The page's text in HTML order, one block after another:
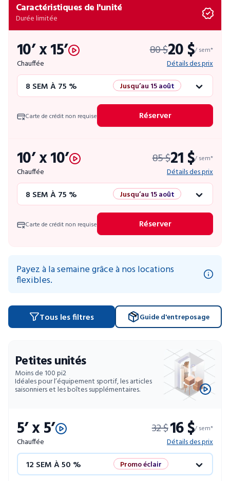
Caractéristiques de l'unité
Durée limitée
10’ x 15’
Chauffée
80 $20 $/ sem*
Détails des prix
8 SEM À 75 % Jusqu’au 15 août
Promo éclair
52 SEM À 10 %
Carte de crédit non requise Réserver
10’ x 10’
Chauffée
85 $21 $/ sem*
Détails des prix
8 SEM À 75 % Jusqu’au 15 août
Promo éclair
52 SEM À 10 %
Carte de crédit non requise Réserver
Payez à la semaine grâce à nos locations
flexibles.
Tous les filtres Guide d'entreposage
Petites unités
Moins de 100 pi2
Idéales pour l’équipement sportif, les articles
saisonniers et les boîtes supplémentaires.
5’ x 5’
Chauffée
32 $16 $/ sem*
Détails des prix
12 SEM À 50 % Promo éclair